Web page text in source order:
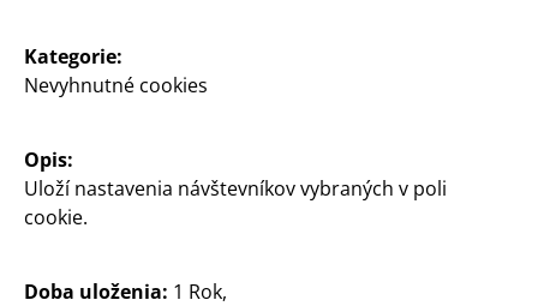
Kariéra
Expanzia
Kategorie:
Nevyhnutné cookies
Opis:
Uloží nastavenia návštevníkov vybraných v poli
cookie.
Doba uloženia: 1 Rok,